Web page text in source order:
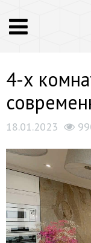
4-х
18.01.2023